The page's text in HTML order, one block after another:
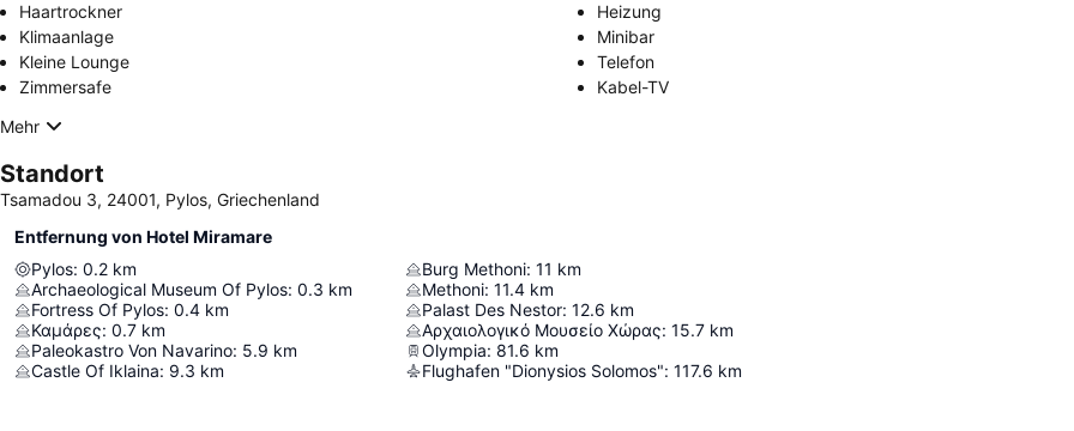
Haartrockner
Heizung
Klimaanlage
Minibar
Kleine Lounge
Telefon
Zimmersafe
Kabel-TV
Mehr
Standort
Tsamadou 3, 24001, Pylos, Griechenland
Entfernung von Hotel Miramare
Pylos: 0.2 km
Archaeological Museum Of Pylos: 0.3 km
Fortress Of Pylos: 0.4 km
Καμάρες: 0.7 km
Paleokastro Von Navarino: 5.9 km
Castle Of Iklaina: 9.3 km
Burg Methoni: 11 km
Methoni: 11.4 km
Palast Des Nestor: 12.6 km
Αρχαιολογικό Μουσείο Χώρας: 15.7 km
Olympia: 81.6 km
Flughafen "Dionysios Solomos": 117.6 km